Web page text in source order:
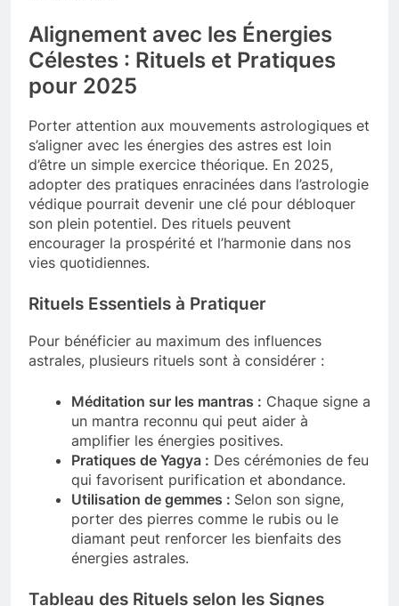
Alignement avec les Énergies
Célestes : Rituels et Pratiques
pour 2025
Porter attention aux mouvements astrologiques et
s’aligner avec les énergies des astres est loin
d’être un simple exercice théorique. En 2025,
adopter des pratiques enracinées dans l’astrologie
védique pourrait devenir une clé pour débloquer
son plein potentiel. Des rituels peuvent
encourager la prospérité et l’harmonie dans nos
vies quotidiennes.
Rituels Essentiels à Pratiquer
Pour bénéficier au maximum des influences
astrales, plusieurs rituels sont à considérer :
Méditation sur les mantras : Chaque signe a
un mantra reconnu qui peut aider à
amplifier les énergies positives.
Pratiques de Yagya : Des cérémonies de feu
qui favorisent purification et abondance.
Utilisation de gemmes : Selon son signe,
porter des pierres comme le rubis ou le
diamant peut renforcer les bienfaits des
énergies astrales.
Tableau des Rituels selon les Signes